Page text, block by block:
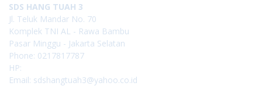
SDS HANG TUAH 3
Jl. Teluk Mandar No. 70
Komplek TNI AL - Rawa Bambu
Pasar Minggu - Jakarta Selatan
Phone: 0217817787
HP:
Email: sdshangtuah3@yahoo.co.id